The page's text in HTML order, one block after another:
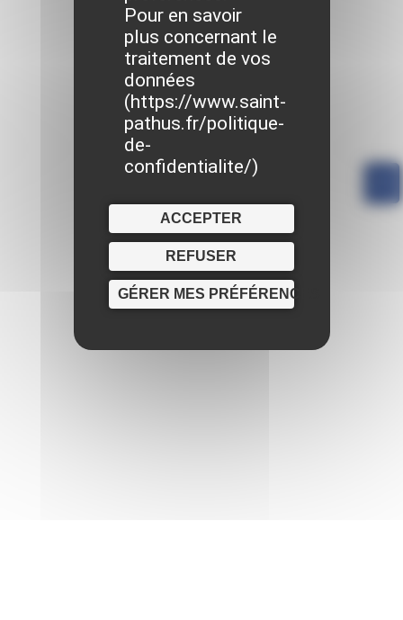
Pour en savoir
plus concernant le
traitement de vos
données
(https://www.saint-
pathus.fr/politique-
de-
confidentialite/)
ACCEPTER
REFUSER
GÉRER MES PRÉFÉRENCES